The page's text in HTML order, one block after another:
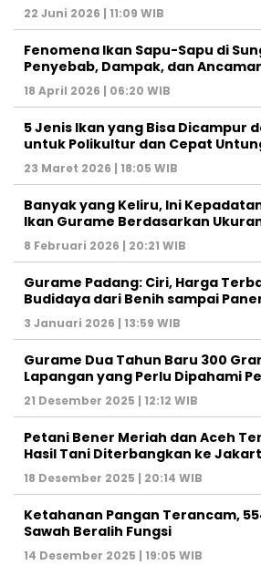
22 Juni 2026 | 11:09 WIB
Fenomena Ikan Sapu-Sapu di
Penyebab, Dampak, dan
18 April 2026 | 06:20 WIB
5 Jenis Ikan yang Bisa Dicampur
untuk Polikultur dan Cepat
23 Maret 2026 | 18:05 WIB
Banyak yang Keliru, Ini
Ikan Gurame Berdasarkan
8 Februari 2026 | 20:21 WIB
Gurame Padang: Ciri, Harga
Budidaya dari Benih sampai
3 Januari 2026 | 13:59 WIB
Gurame Dua Tahun Baru 300
Lapangan yang Perlu Dipahami
21 Desember 2025 | 12:12 WIB
Petani Bener Meriah dan Aceh
Hasil Tani Diterbangkan ke
18 Desember 2025 | 20:14 WIB
Ketahanan Pangan Terancam,
Sawah Beralih Fungsi
14 Desember 2025 | 19:05 WIB